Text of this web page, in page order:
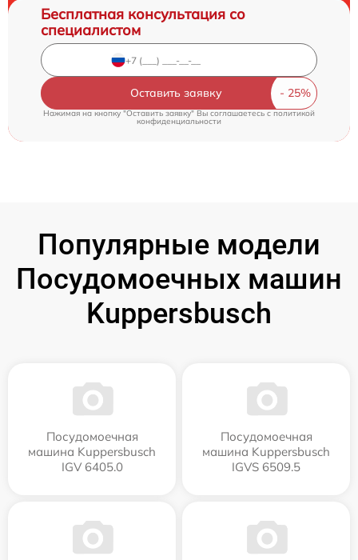
Бесплатная консультация со
специалистом
Оставить заявку
Нажимая на кнопку "Оставить заявку" Вы соглашаетесь cполитикой
конфиденциальности
Популярные модели
Посудомоечных машин
Kuppersbusch
Посудомоечная
машина Kuppersbusch
IGV 6405.0
Посудомоечная
машина Kuppersbusch
IGVS 6509.5